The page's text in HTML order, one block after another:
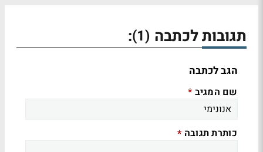
תגובות לכתבה (1)
:
הגב לכתבה
שם המגיב *
כותרת תגובה *